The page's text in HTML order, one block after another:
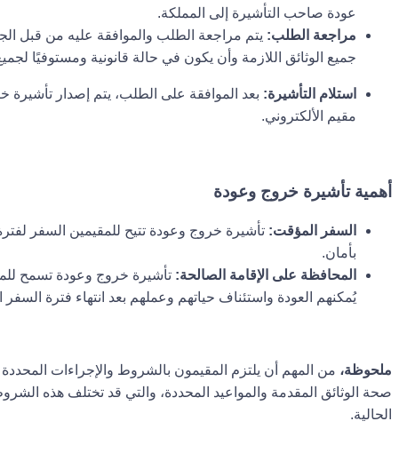
عودة صاحب التأشيرة إلى المملكة.
مراجعة الطلب: يتم مراجعة الطلب والموافقة عليه من قبل
جميع الوثائق اللازمة وأن يكون في حالة قانونية ومستوفيًا
استلام التأشيرة: بعد الموافقة على الطلب، يتم إصدار تأشيرة
مقيم الألكتروني.
أهمية تأشيرة خروج وعودة
السفر المؤقت: تأشيرة خروج وعودة تتيح للمقيمين السفر
بأمان.
المحافظة على الإقامة الصالحة: تأشيرة خروج وعودة تسمح
يُمكنهم العودة واستئناف حياتهم وعملهم بعد انتهاء فترة السفر
ملحوظة، من المهم أن يلتزم المقيمون بالشروط والإجراءات
صحة الوثائق المقدمة والمواعيد المحددة، والتي قد تختلف هذه
الحالية.